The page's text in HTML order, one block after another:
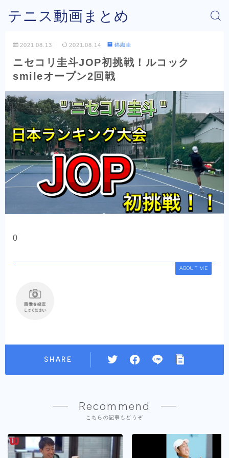
テニス動画まとめ
2021.08.13 2021.08.14 錦織圭
ニセコリ圭斗JOP初挑戦！ルコック
smileオープン2回戦
0
ABOUT ME
SHARE
Recommend
こちらの記事もどうぞ